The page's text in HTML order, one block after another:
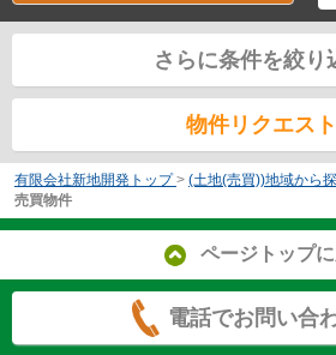
さらに条件を絞り
物件リクエスト
有限会社新地開発トップ > (土地(売買))地域から
売買物件
ページトップ
電話でお問い合